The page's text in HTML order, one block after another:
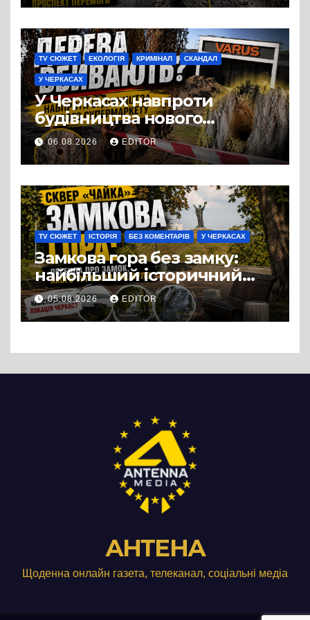
TV СЮЖЕТ ЕКОЛОГІЯ КРИМІНАЛ СКАНДАЛ
У ЧЕРКАСАХ
У Черкасах навпроти
будівництва нового
супермаркету VARUS на
проспекті Перемоги всохли
дерева. І це навряд чи
можна назвати
випадковістю
06.08.2026 EDITOR
TV СЮЖЕТ ІСТОРІЯ БЕЗ КОМЕНТАРІВ У ЧЕРКАСАХ
Замкова гора без замку:
найбільший історичний
міф Черкас
05.08.2026 EDITOR
АНТЕНА
Щоденна онлайн газета, телеканал, соціальні медіа